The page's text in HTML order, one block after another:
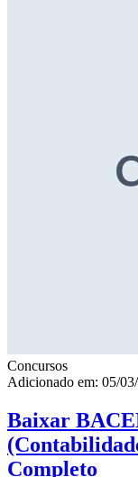
Concursos
Adicionado em: 05/
Baixar
Completo